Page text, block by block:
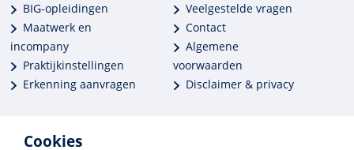
Cookies
BIG-opleidingen
Maatwerk en
incompany
Praktijkinstellingen
Erkenning aanvragen
Veelgestelde vragen
Contact
Algemene
voorwaarden
Disclaimer & privacy